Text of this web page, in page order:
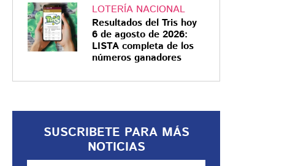
LOTERÍA NACIONAL
Resultados del Tris hoy
6 de agosto de 2026:
LISTA completa de los
números ganadores
SUSCRIBETE PARA MÁS
NOTICIAS